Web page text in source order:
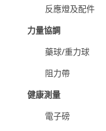
反應燈及配件
力量協調
藥球/重力球
阻力帶
健康測量
電子磅